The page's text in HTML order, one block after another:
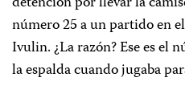
número 25 a un partido en
Ivulin. ¿La razón? Ese es el
la espalda cuando jugaba